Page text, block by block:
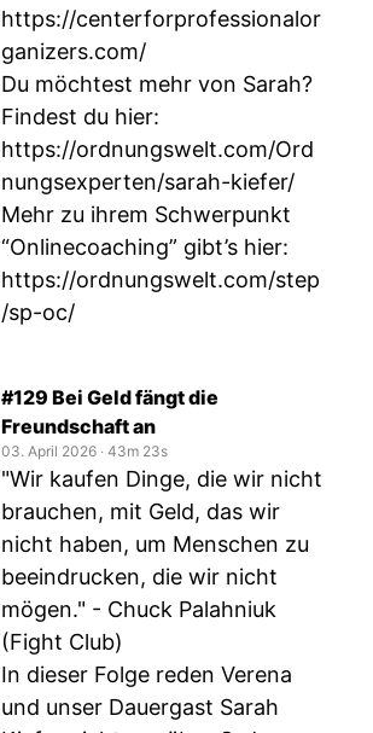
https://centerforprofessionalor
ganizers.com/
Du möchtest mehr von Sarah?
Findest du hier:
https://ordnungswelt.com/Ord
nungsexperten/sarah-kiefer/
Mehr zu ihrem Schwerpunkt
“Onlinecoaching” gibt’s hier:
https://ordnungswelt.com/step
/sp-oc/
#129 Bei Geld fängt die
Freundschaft an
03. April 2026 ‧ 43m 23s
"Wir kaufen Dinge, die wir nicht
brauchen, mit Geld, das wir
nicht haben, um Menschen zu
beeindrucken, die wir nicht
mögen." - Chuck Palahniuk
(Fight Club)
In dieser Folge reden Verena
und unser Dauergast Sarah